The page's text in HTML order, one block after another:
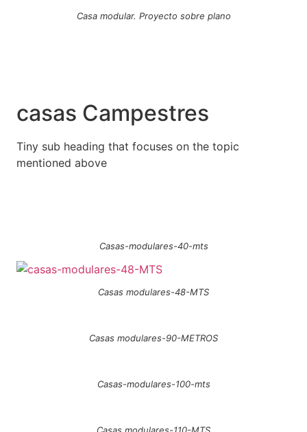
Casa modular. Proyecto sobre plano
casas Campestres
Tiny sub heading that focuses on the topic
mentioned above
Casas-modulares-40-mts
Casas modulares-48-MTS
Casas modulares-90-METROS
Casas-modulares-100-mts